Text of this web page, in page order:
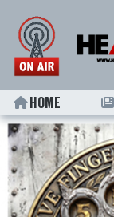
HOME